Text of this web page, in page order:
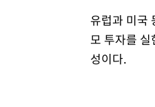
유럽과 미국
모 투자를
성이다.